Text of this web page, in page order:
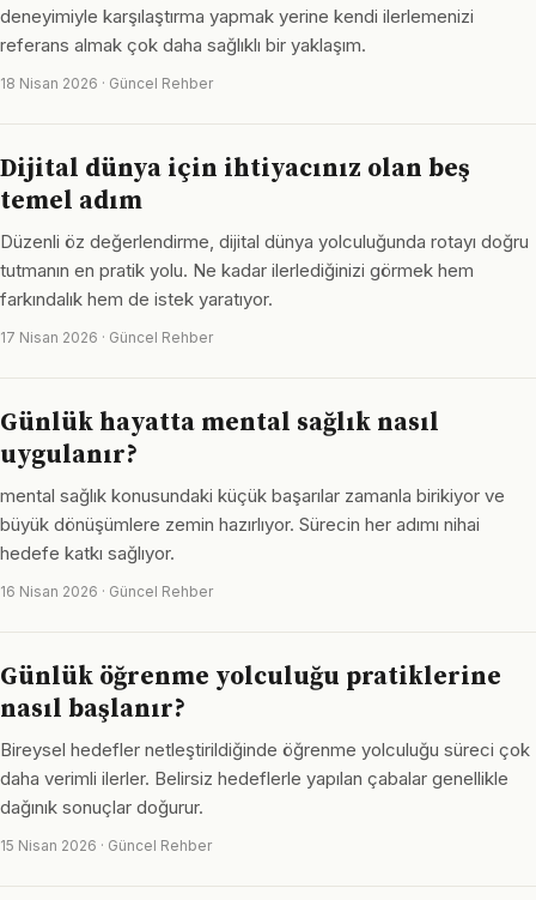
deneyimiyle karşılaştırma yapmak yerine kendi ilerlemenizi
referans almak çok daha sağlıklı bir yaklaşım.
18 Nisan 2026 · Güncel Rehber
Dijital dünya için ihtiyacınız olan beş
temel adım
Düzenli öz değerlendirme, dijital dünya yolculuğunda rotayı doğru
tutmanın en pratik yolu. Ne kadar ilerlediğinizi görmek hem
farkındalık hem de istek yaratıyor.
17 Nisan 2026 · Güncel Rehber
Günlük hayatta mental sağlık nasıl
uygulanır?
mental sağlık konusundaki küçük başarılar zamanla birikiyor ve
büyük dönüşümlere zemin hazırlıyor. Sürecin her adımı nihai
hedefe katkı sağlıyor.
16 Nisan 2026 · Güncel Rehber
Günlük öğrenme yolculuğu pratiklerine
nasıl başlanır?
Bireysel hedefler netleştirildiğinde öğrenme yolculuğu süreci çok
daha verimli ilerler. Belirsiz hedeflerle yapılan çabalar genellikle
dağınık sonuçlar doğurur.
15 Nisan 2026 · Güncel Rehber